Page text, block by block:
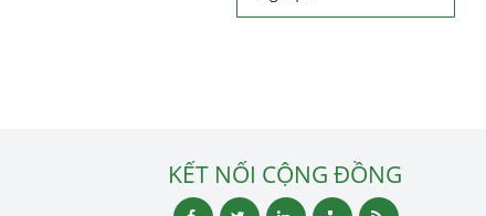
KẾT NỐI CỘNG ĐỒNG